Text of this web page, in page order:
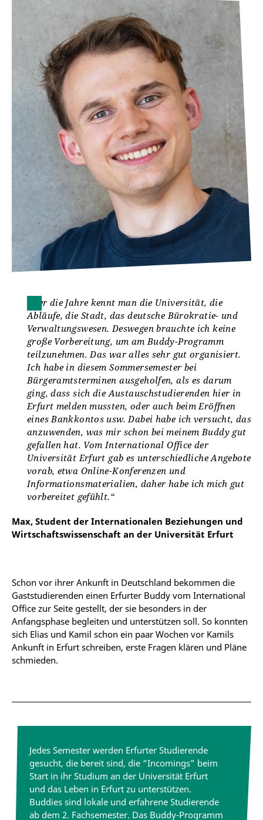
Über die Jahre kennt man die Universität, die
Abläufe, die Stadt, das deutsche Bürokratie- und
Verwaltungswesen. Deswegen brauchte ich keine
große Vorbereitung, um am Buddy-Programm
teilzunehmen. Das war alles sehr gut organisiert.
Ich habe in diesem Sommersemester bei
Bürgeramtsterminen ausgeholfen, als es darum
ging, dass sich die Austauschstudierenden hier in
Erfurt melden mussten, oder auch beim Eröffnen
eines Bankkontos usw. Dabei habe ich versucht, das
anzuwenden, was mir schon bei meinem Buddy gut
gefallen hat. Vom International Office der
Universität Erfurt gab es unterschiedliche Angebote
vorab, etwa Online-Konferenzen und
Informationsmaterialien, daher habe ich mich gut
vorbereitet gefühlt.“
Max, Student der Internationalen Beziehungen und
Wirtschaftswissenschaft an der Universität Erfurt
Schon vor ihrer Ankunft in Deutschland bekommen die
Gaststudierenden einen Erfurter Buddy vom International
Office zur Seite gestellt, der sie besonders in der
Anfangsphase begleiten und unterstützen soll. So konnten
sich Elias und Kamil schon ein paar Wochen vor Kamils
Ankunft in Erfurt schreiben, erste Fragen klären und Pläne
schmieden.
Jedes Semester werden Erfurter Studierende
gesucht, die bereit sind, die “Incomings” beim
Start in ihr Studium an der Universität Erfurt
und das Leben in Erfurt zu unterstützen.
Buddies sind lokale und erfahrene Studierende
ab dem 2. Fachsemester. Das Buddy-Programm